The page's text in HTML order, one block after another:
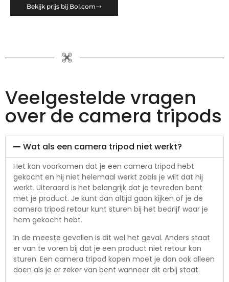
Bekijk prijs bij Bol.com
Veelgestelde vragen
over de camera tripods
Wat als een camera tripod niet werkt?
Het kan voorkomen dat je een camera tripod hebt
gekocht en hij niet helemaal werkt zoals je wilt dat hij
werkt. Uiteraard is het belangrijk dat je tevreden bent
met je product. Je kunt dan altijd gaan kijken of je de
camera tripod retour kunt sturen bij het bedrijf waar je
hem gekocht hebt.
In de meeste gevallen is dit wel het geval. Anders staat
er van te voren bij dat je een product niet retour kan
sturen. Een camera tripod kopen moet je dan ook alleen
doen als je er zeker van bent wanneer dit erbij staat.